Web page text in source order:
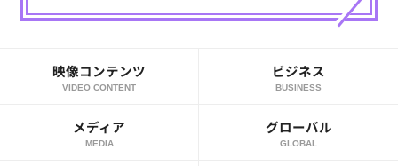
映像コンテンツ
VIDEO CONTENT
ビジネス
BUSINESS
メディア
MEDIA
グローバル
GLOBAL